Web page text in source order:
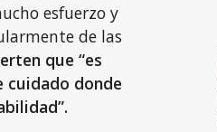
esfuerzo y
de las
que “es
cuidado donde